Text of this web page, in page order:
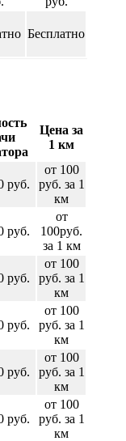
Бесплатно
Цена за
1 км
руб.
от 100
руб. за 1
км
руб.
от
100руб.
за 1 км
руб.
от 100
руб. за 1
км
руб.
от 100
руб. за 1
км
руб.
от 100
руб. за 1
км
руб.
от 100
руб. за 1
км